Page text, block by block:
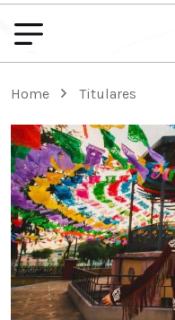
Home Titulares